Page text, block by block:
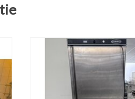
Combisteel Vrieskast rvs 1
7450.0570
TOEVOEGEN AAN